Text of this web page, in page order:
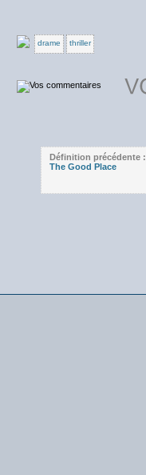
drame thriller
Définition précédente :
The Good Place